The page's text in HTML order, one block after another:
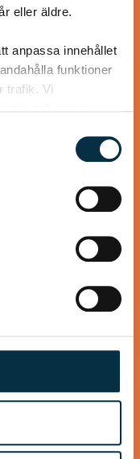
eller äldre.
anpassa innehållet
funktioner
trafik. Vi
med.
med annan
eller som de har
med
och